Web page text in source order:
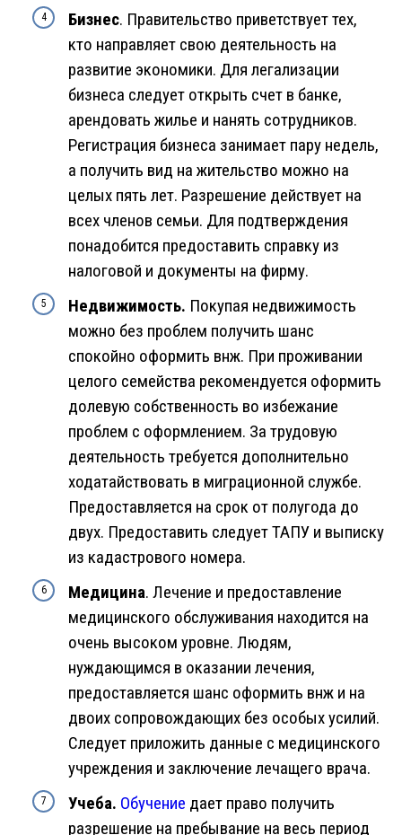
Бизнес. Правительство приветствует тех,
кто направляет свою деятельность на
развитие экономики. Для легализации
бизнеса следует открыть счет в банке,
арендовать жилье и нанять сотрудников.
Регистрация бизнеса занимает пару недель,
а получить вид на жительство можно на
целых пять лет. Разрешение действует на
всех членов семьи. Для подтверждения
понадобится предоставить справку из
налоговой и документы на фирму.
Недвижимость. Покупая недвижимость
можно без проблем получить шанс
спокойно оформить внж. При проживании
целого семейства рекомендуется оформить
долевую собственность во избежание
проблем с оформлением. За трудовую
деятельность требуется дополнительно
ходатайствовать в миграционной службе.
Предоставляется на срок от полугода до
двух. Предоставить следует ТАПУ и выписку
из кадастрового номера.
Медицина. Лечение и предоставление
медицинского обслуживания находится на
очень высоком уровне. Людям,
нуждающимся в оказании лечения,
предоставляется шанс оформить внж и на
двоих сопровождающих без особых усилий.
Следует приложить данные с медицинского
учреждения и заключение лечащего врача.
Учеба. Обучение дает право получить
разрешение на пребывание на весь период